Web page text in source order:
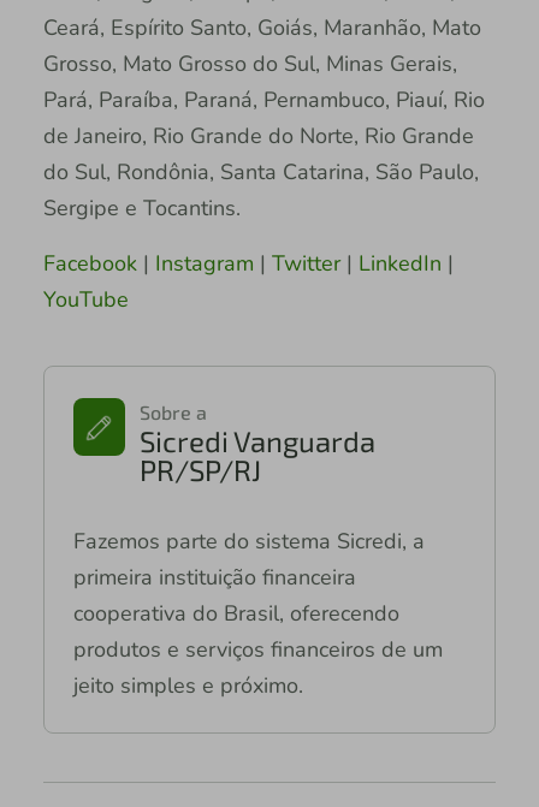
Ceará, Espírito Santo, Goiás, Maranhão, Mato
Grosso, Mato Grosso do Sul, Minas Gerais,
Pará, Paraíba, Paraná, Pernambuco, Piauí, Rio
de Janeiro, Rio Grande do Norte, Rio Grande
do Sul, Rondônia, Santa Catarina, São Paulo,
Sergipe e Tocantins.
Facebook | Instagram | Twitter | LinkedIn |
YouTube
Sobre a
Sicredi Vanguarda
PR/SP/RJ
Fazemos parte do sistema Sicredi, a
primeira instituição financeira
cooperativa do Brasil, oferecendo
produtos e serviços financeiros de um
jeito simples e próximo.